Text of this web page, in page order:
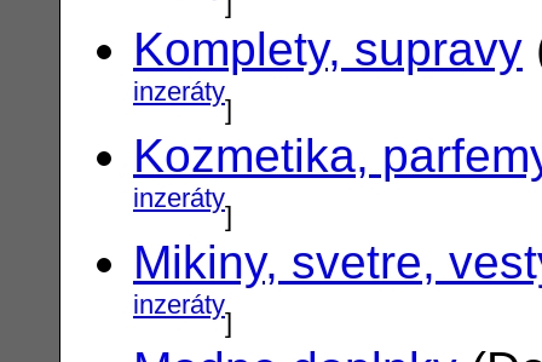
Komplety, supravy
inzeráty]
Kozmetika,
inzeráty]
Mikiny, svetre,
inzeráty]